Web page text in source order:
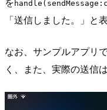
「送信しました。」と
なお、サンプルアプリ
く、また、実際の送信